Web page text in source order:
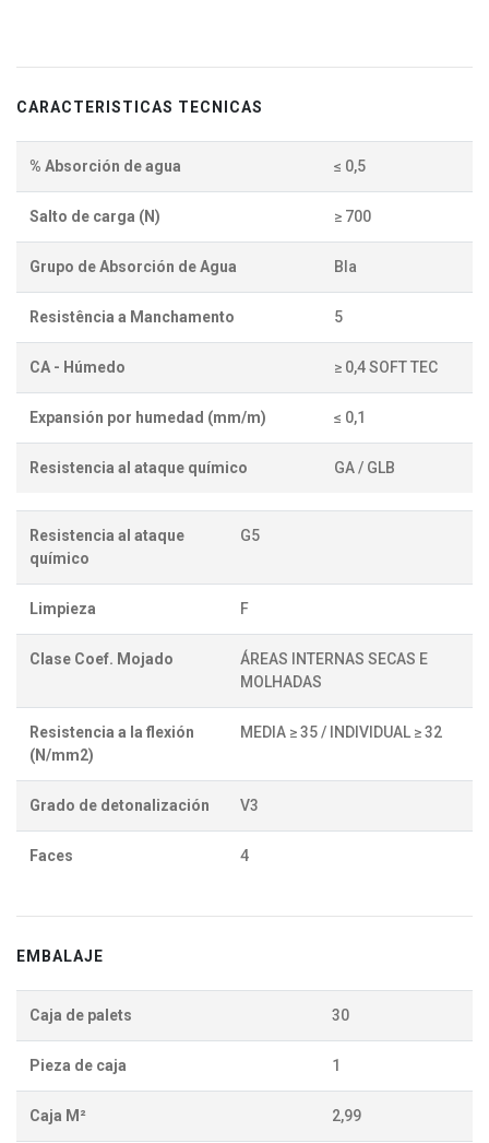
CARACTERISTICAS TECNICAS
% Absorción de agua ≤ 0,5
Salto de carga (N) ≥ 700
Grupo de Absorción de Agua BIa
Resistência a Manchamento 5
CA - Húmedo ≥ 0,4 SOFT TEC
Expansión por humedad (mm/m) ≤ 0,1
Resistencia al ataque químico GA / GLB
Resistencia al ataque
químico
G5
Limpieza F
Clase Coef. Mojado
ÁREAS INTERNAS SECAS E
MOLHADAS
Resistencia a la flexión
(N/mm2)
MEDIA ≥ 35 / INDIVIDUAL ≥ 32
Grado de detonalización V3
Faces 4
EMBALAJE
Caja de palets 30
Pieza de caja 1
Caja M² 2,99